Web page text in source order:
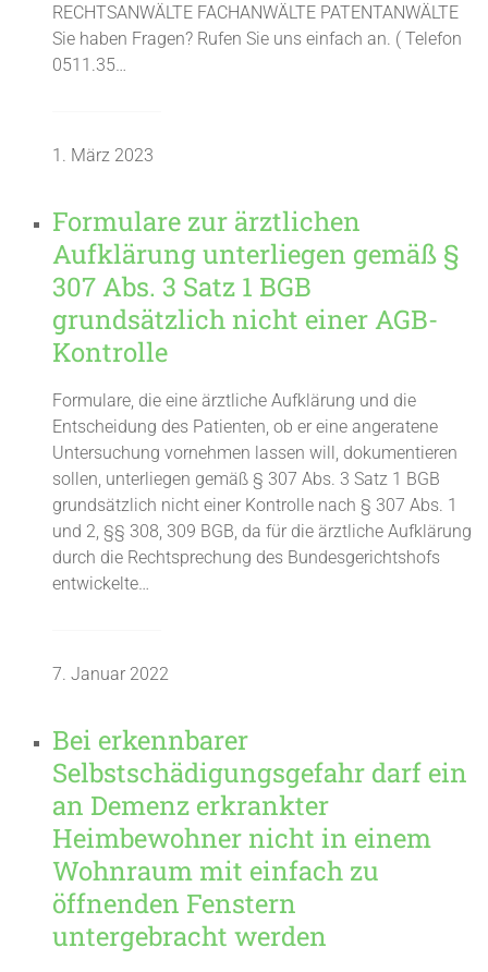
RECHTSANWÄLTE FACHANWÄLTE PATENTANWÄLTE
Sie haben Fragen? Rufen Sie uns einfach an. ( Telefon
0511.35…
1. März 2023
Formulare zur ärztlichen
Aufklärung unterliegen gemäß §
307 Abs. 3 Satz 1 BGB
grundsätzlich nicht einer AGB-
Kontrolle
Formulare, die eine ärztliche Aufklärung und die
Entscheidung des Patienten, ob er eine angeratene
Untersuchung vornehmen lassen will, dokumentieren
sollen, unterliegen gemäß § 307 Abs. 3 Satz 1 BGB
grundsätzlich nicht einer Kontrolle nach § 307 Abs. 1
und 2, §§ 308, 309 BGB, da für die ärztliche Aufklärung
durch die Rechtsprechung des Bundesgerichtshofs
entwickelte…
7. Januar 2022
Bei erkennbarer
Selbstschädigungsgefahr darf ein
an Demenz erkrankter
Heimbewohner nicht in einem
Wohnraum mit einfach zu
öffnenden Fenstern
untergebracht werden